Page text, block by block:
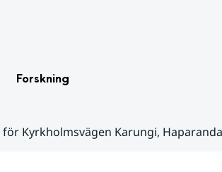
Forskning
Kyrkholmsvägen Karungi,